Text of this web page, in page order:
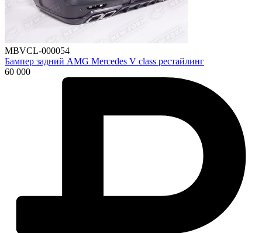
MBVCL-000054
Бампер задний AMG Mercedes V class рестайлинг
60 000